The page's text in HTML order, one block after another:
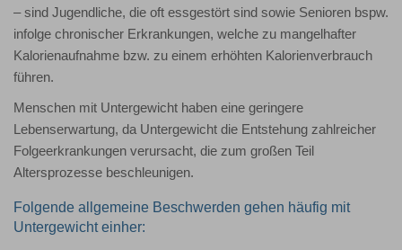
– sind Jugendliche, die oft essgestört sind sowie Senioren bspw.
infolge chronischer Erkrankungen, welche zu mangelhafter
Kalorienaufnahme bzw. zu einem erhöhten Kalorienverbrauch
führen.
Menschen mit Untergewicht haben eine geringere
Lebenserwartung, da Untergewicht die Entstehung zahlreicher
Folgeerkrankungen verursacht, die zum großen Teil
Altersprozesse beschleunigen.
Folgende allgemeine Beschwerden gehen häufig mit
Untergewicht einher: